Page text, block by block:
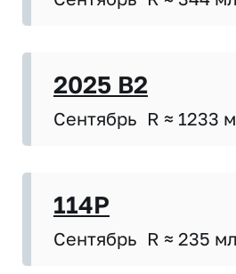
2025 B2
Сентябрь R ≈ 1233
114P
Сентябрь R ≈ 235